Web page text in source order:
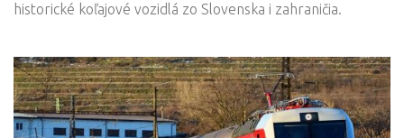
historické koľajové vozidlá zo Slovenska i zahraničia.